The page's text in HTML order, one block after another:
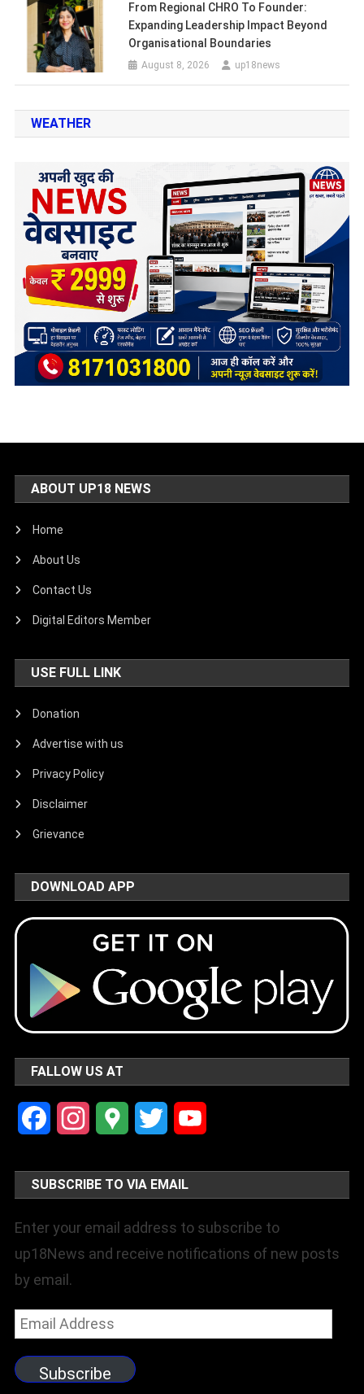
From Regional CHRO To Founder:
Expanding Leadership Impact Beyond
Organisational Boundaries
August 8, 2026 up18news
WEATHER
ABOUT UP18 NEWS
Home
About Us
Contact Us
Digital Editors Member
USE FULL LINK
Donation
Advertise with us
Privacy Policy
Disclaimer
Grievance
DOWNLOAD APP
FALLOW US AT
FacebookInstagramGoogle Twitter
SUBSCRIBE TO VIA EMAIL
Enter your email address to subscribe to
up18News and receive notifications of new posts
by email.
Email
Subscribe